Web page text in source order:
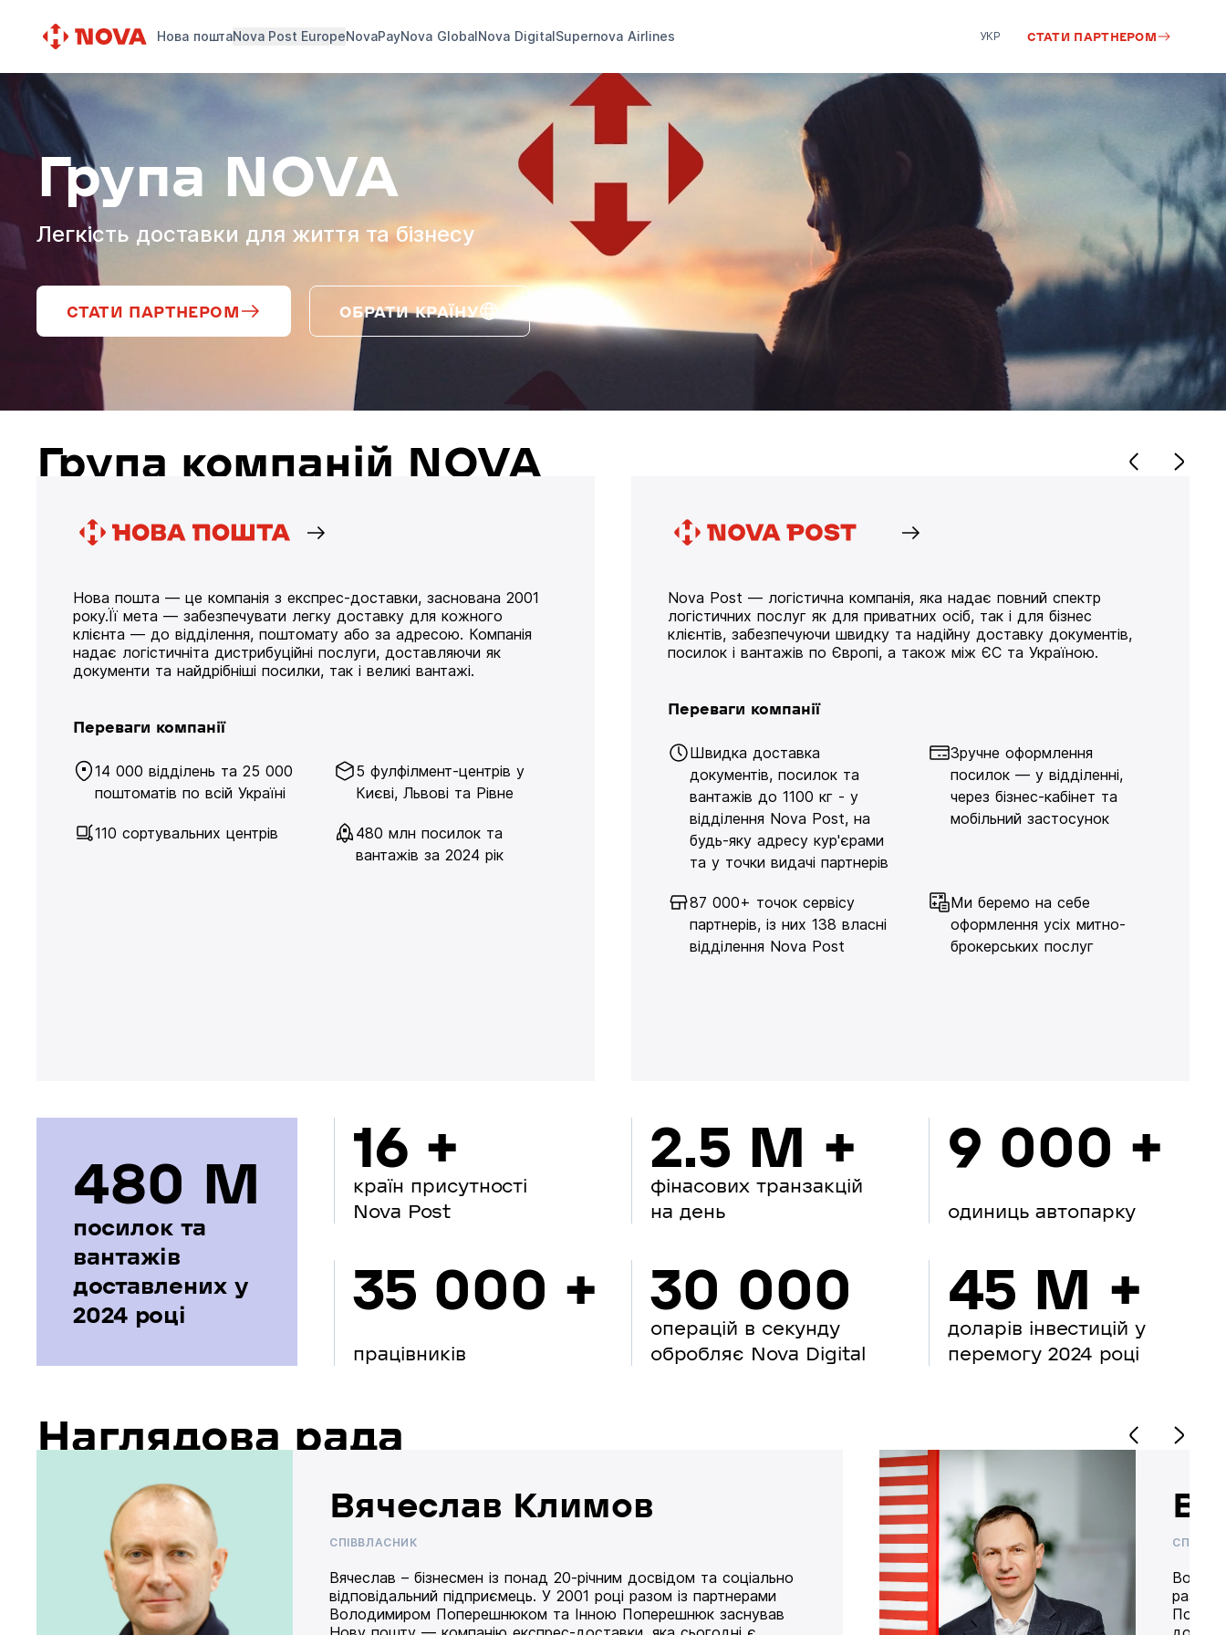
Нова поштаNova Post EuropeNovaPayNova GlobalNova DigitalSupernova Airlines УКР СТАТИ ПАРТНЕРОМ
Група NOVA
Легкість доставки для життя та бізнесу
СТАТИ ПАРТНЕРОМ ОБРАТИ КРАЇНУ
Група компаній NOVA
Нова пошта — це компанія з експрес-доставки, заснована 2001
року.Її мета — забезпечувати легку доставку для кожного
клієнта — до відділення, поштомату або за адресою. Компанія
надає логістичніта дистрибуційні послуги, доставляючи як
документи та найдрібніші посилки, так і великі вантажі.
Переваги компанії
14 000 відділень та 25 000
поштоматів по всій Україні
5 фулфілмент-центрів у
Києві, Львові та Рівне
110 сортувальних центрів
480 млн посилок та
вантажів за 2024 рік
Nova Post — логістична компанія, яка надає повний спектр
логістичних послуг як для приватних осіб, так і для бізнес
клієнтів, забезпечуючи швидку та надійну доставку документів,
посилок і вантажів по Європі, а також між ЄС та Україною.
Переваги компанії
Швидка доставка
документів, посилок та
вантажів до 1100 кг - у
відділення Nova Post, на
будь-яку адресу кур'єрами
та у точки видачі партнерів
Зручне оформлення
посилок — у відділенні,
через бізнес-кабінет та
мобільний застосунок
87 000+ точок сервісу
партнерів, із них 138 власні
відділення Nova Post
Ми беремо на себе
оформлення усіх митно-
брокерських послуг
480 М
посилок та
вантажів
доставлених у
2024 році
16 +
країн присутності
Nova Post
35 000 +
працівників
2.5 M +
фінасових транзакцій
на день
30 000
операцій в секунду
обробляє Nova Digital
9 000 +
одиниць автопарку
45 M +
доларів інвестицій у
перемогу 2024 році
Наглядова рада
Вячеслав Климов
СПІВВЛАСНИК
Вячеслав – бізнесмен із понад 20-річним досвідом та соціально
відповідальний підприємець. У 2001 році разом із партнерами
Володимиром Поперешнюком та Інною Поперешнюк заснував
разом